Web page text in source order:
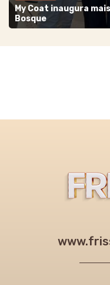
My Coat inaugura
Bosque